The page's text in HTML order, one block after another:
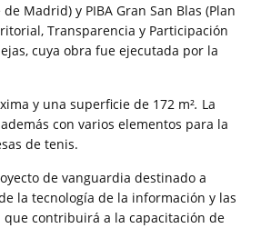
Madrid) y PIBA Gran San Blas (Plan
Transparencia y Participación
cuya obra fue ejecutada por la
y una superficie de 172 m². La
con varios elementos para la
de tenis.
de vanguardia destinado a
la tecnología de la información y las
que contribuirá a la capacitación de